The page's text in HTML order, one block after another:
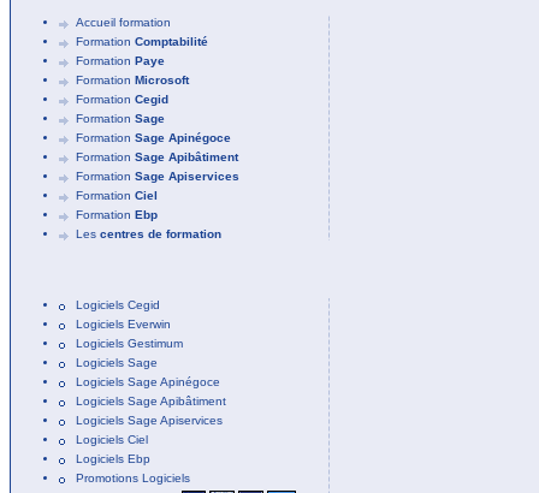
Accueil formation
Formation Comptabilité
Formation Paye
Formation Microsoft
Formation Cegid
Formation Sage
Formation Sage Apinégoce
Formation Sage Apibâtiment
Formation Sage Apiservices
Formation Ciel
Formation Ebp
Les centres de formation
Logiciels Cegid
Logiciels Everwin
Logiciels Gestimum
Logiciels Sage
Logiciels Sage Apinégoce
Logiciels Sage Apibâtiment
Logiciels Sage Apiservices
Logiciels Ciel
Logiciels Ebp
Promotions Logiciels